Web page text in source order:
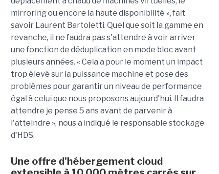
mirroring ou encore la haute disponibilité », fait
savoir Laurent Bartoletti. Quel que soit la gamme en
revanche, il ne faudra pas s'attendre à voir arriver
une fonction de déduplication en mode bloc avant
plusieurs années. « Cela a pour le moment un impact
trop élevé sur la puissance machine et pose des
problèmes pour garantir un niveau de performance
égal à celui que nous proposons aujourd'hui. Il faudra
attendre je pense 5 ans avant de parvenir à
l'atteindre », nous a indiqué le responsable stockage
d'HDS.
Une offre d'hébergement cloud